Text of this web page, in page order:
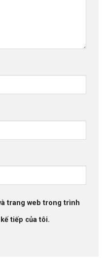
trang web trong trình
tiếp của tôi.